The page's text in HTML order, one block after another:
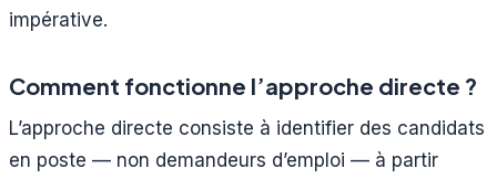
impérative.
Comment fonctionne l’approche directe ?
L’approche directe consiste à identifier des candidats
en poste — non demandeurs d’emploi — à partir